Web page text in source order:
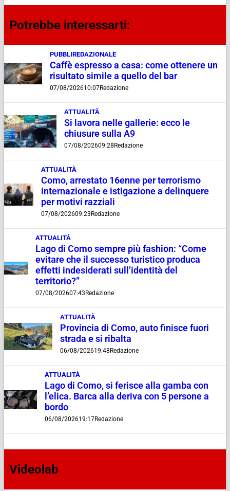
Potrebbe interessarti:
PUBBLIREDAZIONALE
Caffè espresso a casa: come ottenere un
risultato simile a quello del bar
07/08/202610:07Redazione
ATTUALITÀ
Si lavora nelle gallerie: ecco le
chiusure sulla A9
07/08/202609:28 Redazione
ATTUALITÀ
Como, arrestato 16enne per terrorismo
internazionale e istigazione a delinquere
per motivi razziali
07/08/202609:23 Redazione
ATTUALITÀ
Lago di Como sempre più fashion: “Come
evitare che il successo turistico produca
effetti indesiderati sull’identità del
territorio?”
07/08/202607:43 Redazione
ATTUALITÀ
Provincia di Como, auto finisce fuori
strada e si ribalta
06/08/202619:48 Redazione
ATTUALITÀ
Lago di Como, si ferisce alla gamba con
l’elica. Barca alla deriva con 5 persone a
bordo
06/08/202619:17Redazione
Videolab